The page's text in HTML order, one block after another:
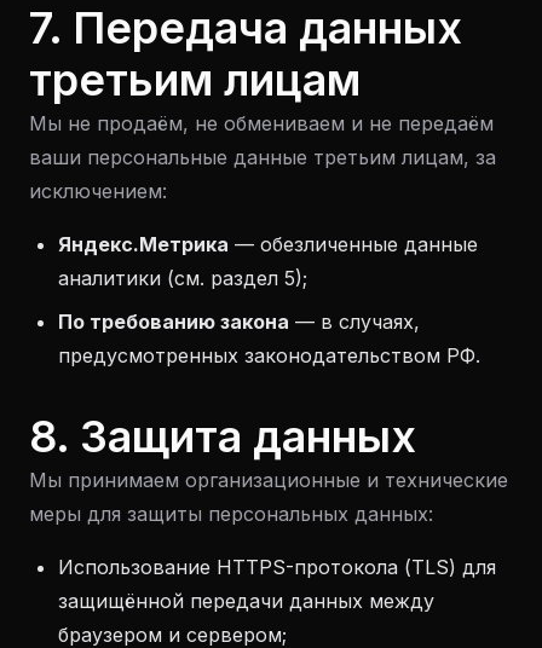
7. Передача данных
третьим лицам
Мы не продаём, не обмениваем и не передаём
ваши персональные данные третьим лицам, за
исключением:
Яндекс.Метрика — обезличенные данные
аналитики (см. раздел 5);
По требованию закона — в случаях,
предусмотренных законодательством РФ.
8. Защита данных
Мы принимаем организационные и технические
меры для защиты персональных данных:
Использование HTTPS-протокола (TLS) для
защищённой передачи данных между
браузером и сервером;